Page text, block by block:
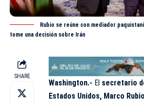
Rubio se reúne con mediador
tome una decisión sobre Irán
SHARE
Washington.- El secretario
Estados Unidos, Marco Rubio